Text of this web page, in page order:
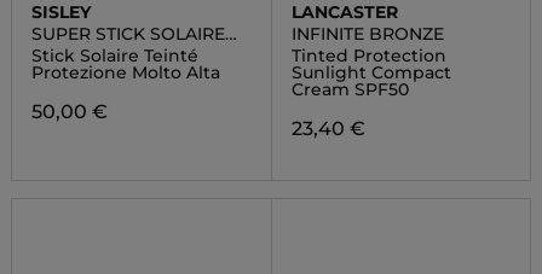
SISLEY
SUPER STICK SOLAIRE
TEINTÉ SPF 50+
Stick Solaire Teinté
Protezione Molto Alta
50,00 €
LANCASTER
INFINITE BRONZE
Tinted Protection
Sunlight Compact
Cream SPF50
23,40 €